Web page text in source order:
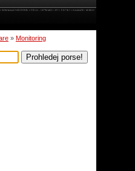
» Monitoring